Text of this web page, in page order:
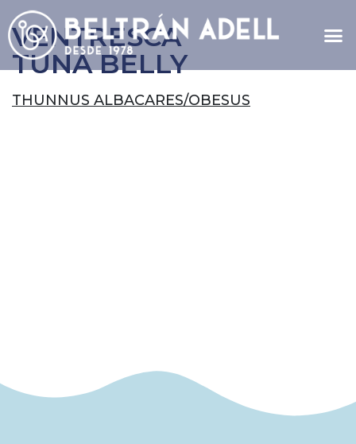
VENTRESCA
TUNA BELLY
THUNNUS ALBACARES/OBESUS